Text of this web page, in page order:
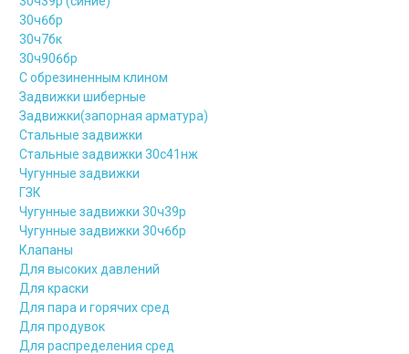
30ч6бр
30ч7бк
30ч906бр
С обрезиненным клином
Задвижки шиберные
Задвижки(запорная арматура)
Стальные задвижки
Стальные задвижки 30с41нж
Чугунные задвижки
ГЗК
Чугунные задвижки 30ч39р
Чугунные задвижки 30ч6бр
Клапаны
Для высоких давлений
Для краски
Для пара и горячих сред
Для продувок
Для распределения сред